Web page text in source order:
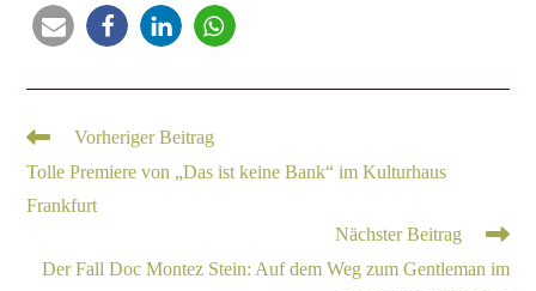
Vorheriger Beitrag
Tolle Premiere von „Das ist keine Bank“ im Kulturhaus
Frankfurt
Nächster Beitrag
Der Fall Doc Montez Stein: Auf dem Weg zum Gentleman im